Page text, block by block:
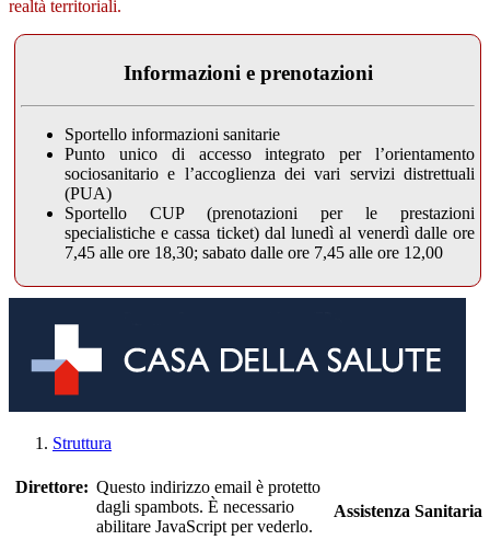
realtà territoriali.
Informazioni e prenotazioni
Sportello informazioni sanitarie
Punto unico di accesso integrato per l’orientamento
sociosanitario e l’accoglienza dei vari servizi distrettuali
(PUA)
Sportello CUP (prenotazioni per le prestazioni
specialistiche e cassa ticket) dal lunedì al venerdì dalle ore
7,45 alle ore 18,30; sabato dalle ore 7,45 alle ore 12,00
Struttura
Direttore: Questo indirizzo email è protetto
dagli spambots. È necessario
abilitare JavaScript per vederlo.
Assistenza Sanitaria